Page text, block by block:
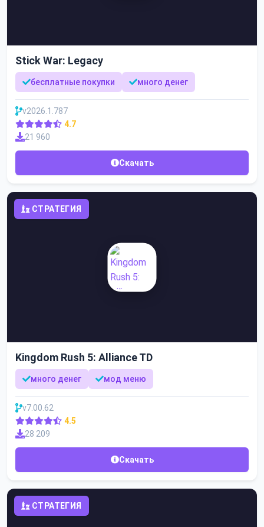
Stick War: Legacy
бесплатные покупки много денег
v2026.1.787
4.7
21 960
Скачать
СТРАТЕГИЯ
Kingdom Rush 5: Alliance TD
много денег мод меню
v7.00.62
4.5
28 209
Скачать
СТРАТЕГИЯ